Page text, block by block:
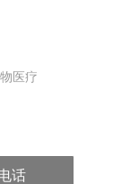
医疗
话